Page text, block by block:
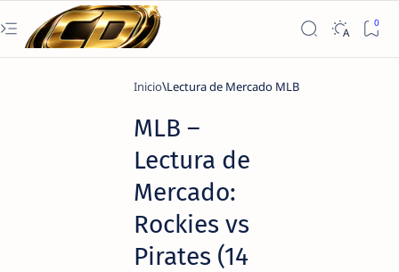
Inicio Lectura de Mercado MLB
MLB –
Lectura de
Mercado:
Rockies vs
Pirates (14